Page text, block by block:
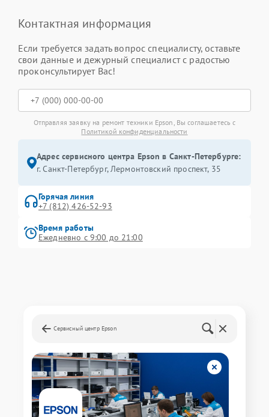
Контактная информация
Если требуется задать вопрос специалисту, оставьте
свои данные и дежурный специалист с радостью
проконсультирует Вас!
Отправляя заявку на ремонт техники Epson, Вы соглашаетесь с
Политикой конфиденциальности
Адрес сервисного центра Epson в Санкт-Петербурге:
г. Санкт-Петербург, Лермонтовский проспект, 35
Горячая линия
+7 (812) 426-52-93
Время работы
Ежедневно с 9:00 до 21:00
Сервисный центр Epson